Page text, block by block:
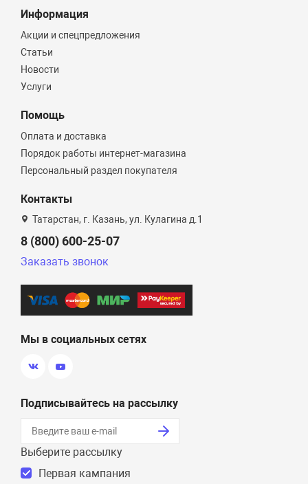
Информация
Акции и спецпредложения
Статьи
Новости
Услуги
Помощь
Оплата и доставка
Порядок работы интернет-магазина
Персональный раздел покупателя
Контакты
Татарстан, г. Казань, ул. Кулагина д.1
8 (800) 600-25-07
Заказать звонок
Мы в социальных сетях
Подписывайтесь на рассылку
Выберите рассылку
Первая кампания